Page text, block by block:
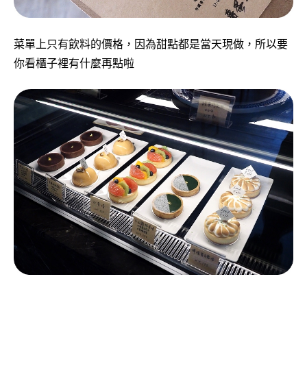
菜單上只有飲料的價格，因為甜點都是當天現做，所以要
你看櫃子裡有什麼再點啦